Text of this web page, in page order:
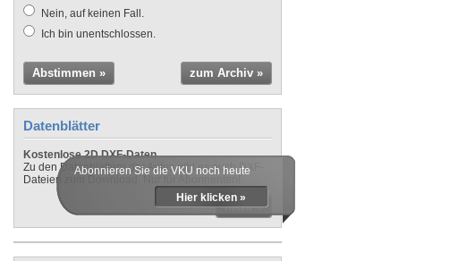
Nein, auf keinen Fall.
Ich bin unentschlossen.
Abstimmen » zum Archiv »
Datenblätter
Kostenlose 2D DXF-Daten
Zu den Datenblättern der Autos gibt es auch DXF-
Dateien zum Download. Nur für Abonnenten!
mehr »
Abonnieren Sie die VKU noch heute
Hier klicken »